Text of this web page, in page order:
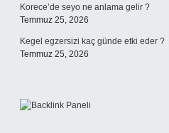
Korece’de seyo ne anlama gelir ?
Temmuz 25, 2026
Kegel egzersizi kaç günde etki eder ?
Temmuz 25, 2026